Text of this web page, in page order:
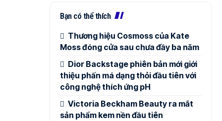
Bạn có thể thích
Thương hiệu Cosmoss của Kate
Moss đóng cửa sau chưa đầy ba năm
Dior Backstage phiên bản mới giới
thiệu phấn má dạng thỏi đầu tiên với
công nghệ thích ứng pH
Victoria Beckham Beauty ra mắt
sản phẩm kem nền đầu tiên